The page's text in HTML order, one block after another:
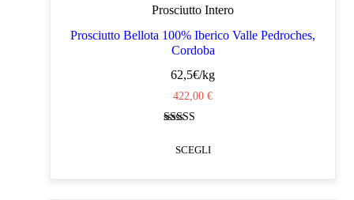
varianti.
Le
opzioni
possono
essere
scelte
Prosciutto Intero
Prosciutto Bellota 100% Iberico Valle Pedroches,
Cordoba
62,5€/kg
422,00 €
4.85
su 5
SCEGLI